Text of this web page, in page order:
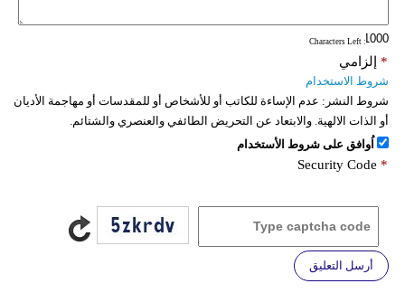
: Characters Left
إلزامي *
شروط الاستخدام
شروط النشر: عدم الإساءة للكاتب أو للأشخاص أو للمقدسات أو مهاجمة الأديان
أو الذات الالهية. والابتعاد عن التحريض الطائفي والعنصري والشتائم.
اُوافق على شروط الأستخدام
Security Code *
أرسل التعليق